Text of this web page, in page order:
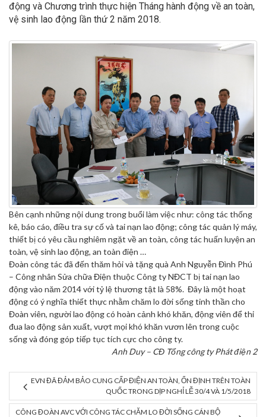
động và Chương trình thực hiện Tháng hành động về an toàn,
vệ sinh lao động lần thứ 2 năm 2018.
Bên cạnh những nội dung trong buổi làm việc như: công tác thống
kê, báo cáo, điều tra sự cố và tai nạn lao động; công tác quản lý máy,
thiết bị có yêu cầu nghiêm ngặt về an toàn, công tác huấn luyện an
toàn, vệ sinh lao động, an toàn điện …
Đoàn công tác đã đến thăm hỏi và tặng quà Anh Nguyễn Đình Phú
– Công nhân Sửa chữa Điện thuộc Công ty NĐCT bị tai nạn lao
động vào năm 2014 với tỷ lệ thương tật là 58%. Đây là một hoạt
động có ý nghĩa thiết thực nhằm chăm lo đời sống tinh thần cho
Đoàn viên, người lao động có hoàn cảnh khó khăn, động viên để thi
đua lao động sản xuất, vượt mọi khó khăn vươn lên trong cuộc
sống và đóng góp tiếp tục tích cực cho công ty.
Anh Duy – CĐ Tổng công ty Phát điện 2
EVN ĐÃ ĐẢM BẢO CUNG CẤP ĐIỆN AN TOÀN, ỔN ĐỊNH TRÊN TOÀN
QUỐC TRONG DỊP NGHỈ LỄ 30/4 VÀ 1/5/2018
CÔNG ĐOÀN AVC VỚI CÔNG TÁC CHĂM LO ĐỜI SỐNG CÁN BỘ